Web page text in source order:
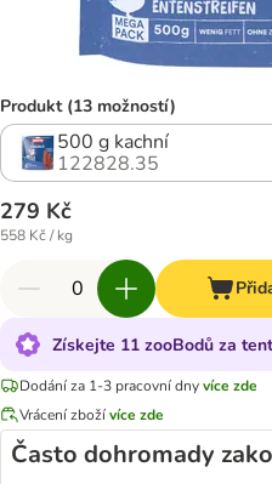
Produkt (13 možností)
500 g kachní
122828.35
279 Kč
558 Kč / kg
Získejte 11 zooBodů za
Dodání za 1-3 pracovní dnyvíce zde
Vrácení zbožívíce zde
Často dohromady